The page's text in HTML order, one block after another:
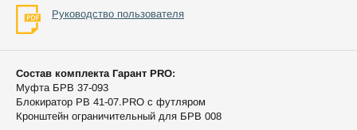
Руководство пользователя
Состав комплекта Гарант PRO:
Муфта БРВ 37-093
Блокиратор РВ 41-07.PRO с футляром
Кронштейн ограничительный для БРВ 008